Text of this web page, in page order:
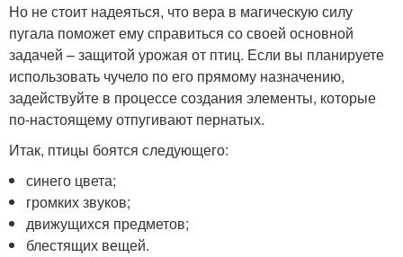
Но не стоит надеяться, что вера в магическую силу
пугала поможет ему справиться со своей основной
задачей – защитой урожая от птиц. Если вы планируете
использовать чучело по его прямому назначению,
задействуйте в процессе создания элементы, которые
по-настоящему отпугивают пернатых.
Итак, птицы боятся следующего:
синего цвета;
громких звуков;
движущихся предметов;
блестящих вещей.